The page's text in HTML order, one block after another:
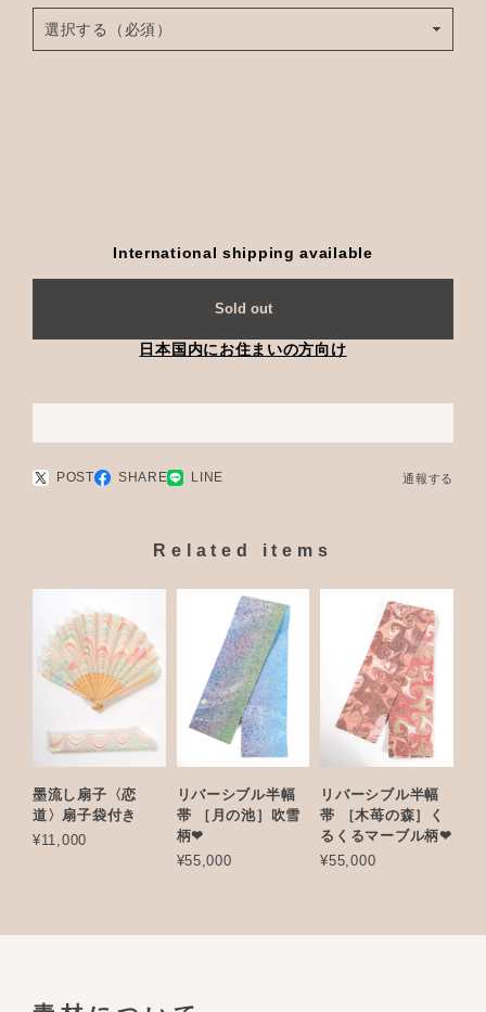
International shipping available
Sold out
日本国内にお住まいの方向け
POST SHARE LINE 通報する
Related items
墨流し扇子〈恋
道〉扇子袋付き
¥11,000
リバーシブル半幅
帯 ［月の池］吹雪
柄❤︎
¥55,000
リバーシブル半幅
帯 ［木苺の森］く
るくるマーブル柄❤︎
¥55,000